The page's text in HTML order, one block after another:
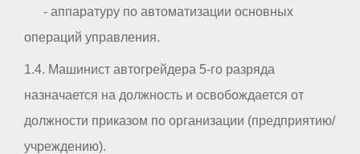
- аппаратуру по автоматизации основных
операций управления.
1.4. Машинист автогрейдера 5-го разряда
назначается на должность и освобождается от
должности приказом по организации (предприятию/
учреждению).